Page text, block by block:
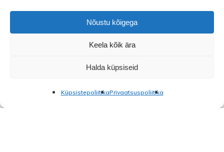
Nõustu kõigega
Keela kõik ära
Halda küpsiseid
KüpsistepoliitikaPrivaatsuspoliitika
facebook instagram